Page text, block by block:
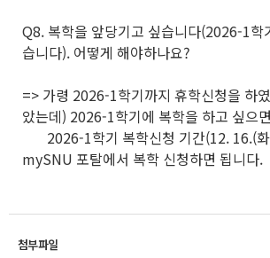
Q8. 복학을 앞당기고 싶습니다(2026-1학
습니다). 어떻게 해야하나요?
=> 가령 2026-1학기까지 휴학신청을 하
았는데) 2026-1학기에 복학을 하고 싶으
2026-1학기 복학신청 기간(12. 16.(화
mySNU 포탈에서 복학 신청하면 됩니다.